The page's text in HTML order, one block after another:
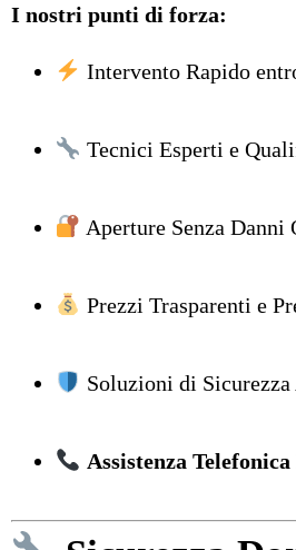
I nostri punti di forza:
Intervento Rapido
Tecnici Esperti e
Aperture Senza Danni
Prezzi Trasparenti e
Soluzioni di Sicurezza
Assistenza